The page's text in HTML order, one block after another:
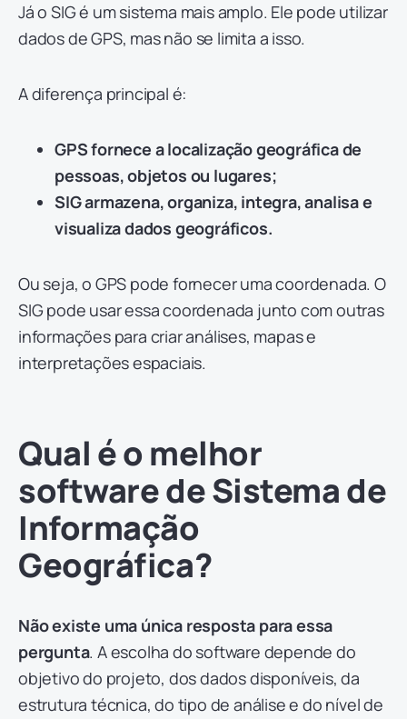
Já o SIG é um sistema mais amplo. Ele pode utilizar
dados de GPS, mas não se limita a isso.
A diferença principal é:
GPS fornece a localização geográfica de
pessoas, objetos ou lugares;
SIG armazena, organiza, integra, analisa e
visualiza dados geográficos.
Ou seja, o GPS pode fornecer uma coordenada. O
SIG pode usar essa coordenada junto com outras
informações para criar análises, mapas e
interpretações espaciais.
Qual é o melhor
software de Sistema de
Informação
Geográfica?
Não existe uma única resposta para essa
pergunta. A escolha do software depende do
objetivo do projeto, dos dados disponíveis, da
estrutura técnica, do tipo de análise e do nível de